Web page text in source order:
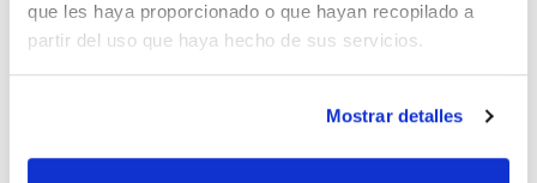
que les haya proporcionado o que hayan recopilado a
partir del uso que haya hecho de sus servicios.
Mostrar detalles
Disolvente Envase Volumen
Precio
Comprar